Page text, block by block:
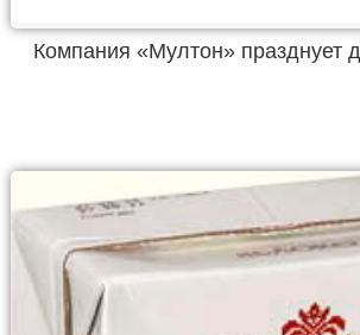
Компания «Мултон» празднует